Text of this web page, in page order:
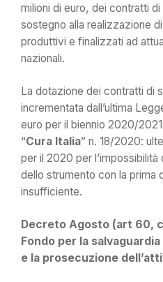
milioni di euro, dei contratti
sostegno alla realizzazione
produttivi e finalizzati ad
nazionali.
La dotazione dei contratti di
incrementata dall’ultima
euro per il biennio 2020/
“Cura Italia” n. 18/2020:
per il 2020 per l’impossibilità
dello strumento con la prima
insufficiente.
Decreto Agosto (art 60,
Fondo per la
e la prosecuzione